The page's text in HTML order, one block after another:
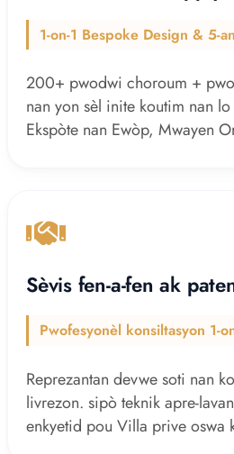
1-on-1 Bespoke Design & 5-
200+ pwodwi choroum +
nan yon sèl inite koutim nan
Ekspòte nan Ewòp, Mwayen
Sèvis fen-a-fen ak
Pwofesyonèl konsiltasyon 1-
Reprezantan devwe soti nan
livrezon. sipò teknik apre-
enkyetid pou Villa prive oswa